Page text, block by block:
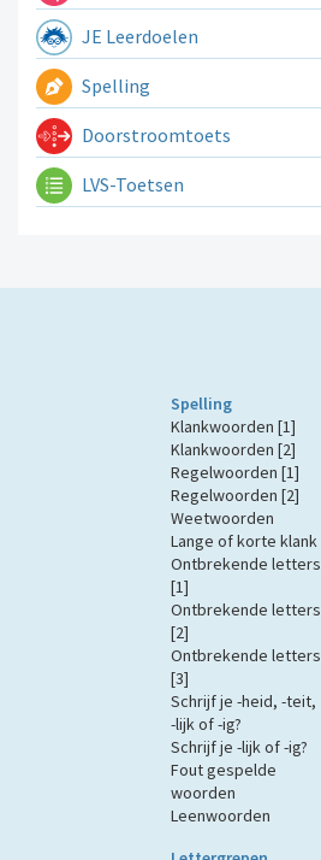
JE Leerdoelen
Spelling
Doorstroomtoets
LVS-Toetsen
Spelling
Klankwoorden [1]
Klankwoorden [2]
Regelwoorden [1]
Regelwoorden [2]
Weetwoorden
Lange of korte klank
Ontbrekende letters
[1]
Ontbrekende letters
[2]
Ontbrekende letters
[3]
Schrijf je -heid, -teit,
-lijk of -ig?
Schrijf je -lijk of -ig?
Fout gespelde
woorden
Leenwoorden